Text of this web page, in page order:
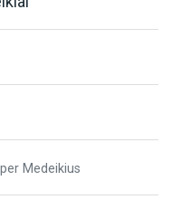
per Medeikius